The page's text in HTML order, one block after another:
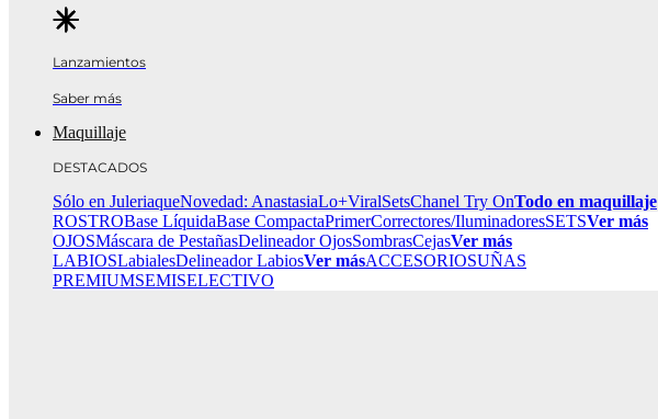
Lanzamientos
Saber más
Maquillaje
DESTACADOS
Sólo en JuleriaqueNovedad: AnastasiaLo+ViralSetsChanel Try OnTodo en maquillaje
ROSTROBase LíquidaBase CompactaPrimerCorrectores/IluminadoresSETSVer más
OJOSMáscara de PestañasDelineador OjosSombrasCejasVer más
LABIOSLabialesDelineador LabiosVer másACCESORIOSUÑAS
PREMIUMSEMISELECTIVO